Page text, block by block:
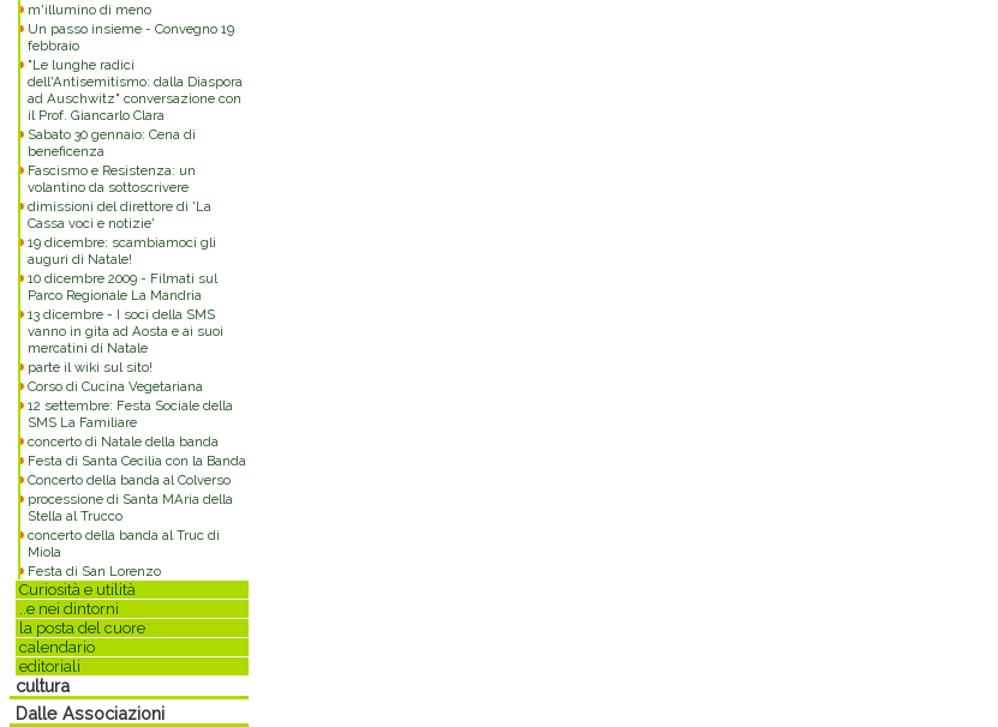
m'illumino di meno
Un passo insieme - Convegno 19
febbraio
"Le lunghe radici
dell'Antisemitismo: dalla Diaspora
ad Auschwitz" conversazione con
il Prof. Giancarlo Clara
Sabato 30 gennaio: Cena di
beneficenza
Fascismo e Resistenza: un
volantino da sottoscrivere
dimissioni del direttore di 'La
Cassa voci e notizie'
19 dicembre: scambiamoci gli
auguri di Natale!
10 dicembre 2009 - Filmati sul
Parco Regionale La Mandria
13 dicembre - I soci della SMS
vanno in gita ad Aosta e ai suoi
mercatini di Natale
parte il wiki sul sito!
Corso di Cucina Vegetariana
12 settembre: Festa Sociale della
SMS La Familiare
concerto di Natale della banda
Festa di Santa Cecilia con la Banda
Concerto della banda al Colverso
processione di Santa MAria della
Stella al Trucco
concerto della banda al Truc di
Miola
Festa di San Lorenzo
Curiosità e utilità
..e nei dintorni
la posta del cuore
calendario
editoriali
cultura
Dalle Associazioni